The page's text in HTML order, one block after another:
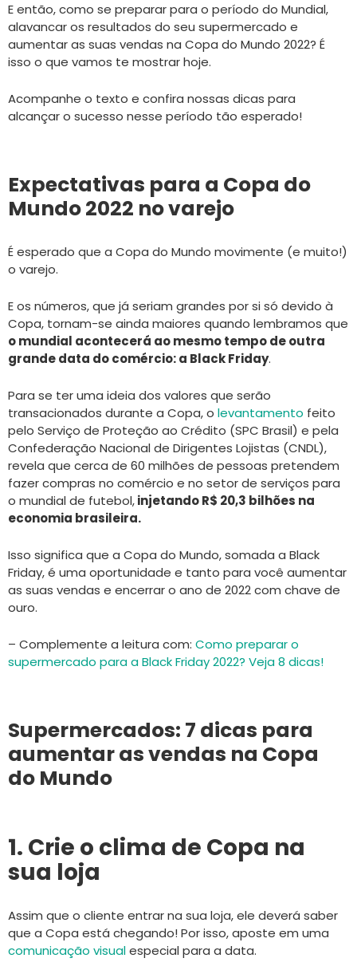
E então, como se preparar para o período do Mundial,
alavancar os resultados do seu supermercado e
aumentar as suas vendas na Copa do Mundo 2022? É
isso o que vamos te mostrar hoje.
Acompanhe o texto e confira nossas dicas para
alcançar o sucesso nesse período tão esperado!
Expectativas para a Copa do
Mundo 2022 no varejo
É esperado que a Copa do Mundo movimente (e muito!)
o varejo.
E os números, que já seriam grandes por si só devido à
Copa, tornam-se ainda maiores quando lembramos que
o mundial acontecerá ao mesmo tempo de outra
grande data do comércio: a Black Friday.
Para se ter uma ideia dos valores que serão
transacionados durante a Copa, o levantamento feito
pelo Serviço de Proteção ao Crédito (SPC Brasil) e pela
Confederação Nacional de Dirigentes Lojistas (CNDL),
revela que cerca de 60 milhões de pessoas pretendem
fazer compras no comércio e no setor de serviços para
o mundial de futebol,injetando R$ 20,3 bilhões na
economia brasileira.
Isso significa que a Copa do Mundo, somada a Black
Friday, é uma oportunidade e tanto para você aumentar
as suas vendas e encerrar o ano de 2022 com chave de
ouro.
– Complemente a leitura com: Como preparar o
supermercado para a Black Friday 2022? Veja 8 dicas!
Supermercados: 7 dicas para
aumentar as vendas na Copa
do Mundo
1. Crie o clima de Copa na
sua loja
Assim que o cliente entrar na sua loja, ele deverá saber
que a Copa está chegando! Por isso, aposte em uma
comunicação visualespecial para a data.